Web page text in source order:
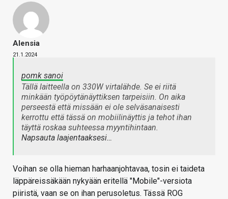
Alensia
21.1.2024
pomk sanoi
Tällä laitteella on 330W virtalähde. Se ei riitä
minkään työpöytänäyttiksen tarpeisiin. On aika
perseestä että missään ei ole selväsanaisesti
kerrottu että tässä on mobiilinäyttis ja tehot ihan
täyttä roskaa suhteessa myyntihintaan.
Napsauta laajentaaksesi…
Voihan se olla hieman harhaanjohtavaa, tosin ei taideta
läppäreissäkään nykyään eritellä "Mobile"-versiota
piiristä, vaan se on ihan perusoletus. Tässä ROG